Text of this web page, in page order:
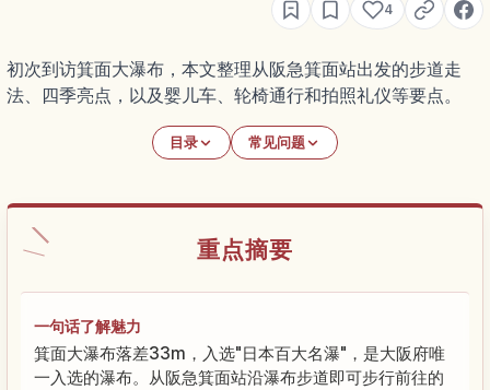
4
初次到访箕面大瀑布，本文整理从阪急箕面站出发的步道走
法、四季亮点，以及婴儿车、轮椅通行和拍照礼仪等要点。
目录 常见问题
重点摘要
一句话了解魅力
箕面大瀑布落差33m，入选"日本百大名瀑"，是大阪府唯
一入选的瀑布。从阪急箕面站沿瀑布步道即可步行前往的